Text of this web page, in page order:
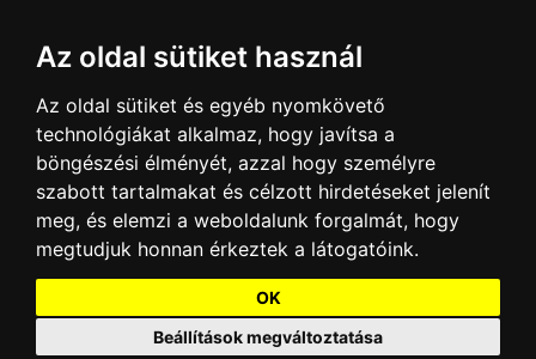
Az oldal sütiket használ
Az oldal sütiket és egyéb nyomkövető
technológiákat alkalmaz, hogy javítsa a
böngészési élményét, azzal hogy személyre
szabott tartalmakat és célzott hirdetéseket jelenít
meg, és elemzi a weboldalunk forgalmát, hogy
megtudjuk honnan érkeztek a látogatóink.
OK
Beállítások megváltoztatása